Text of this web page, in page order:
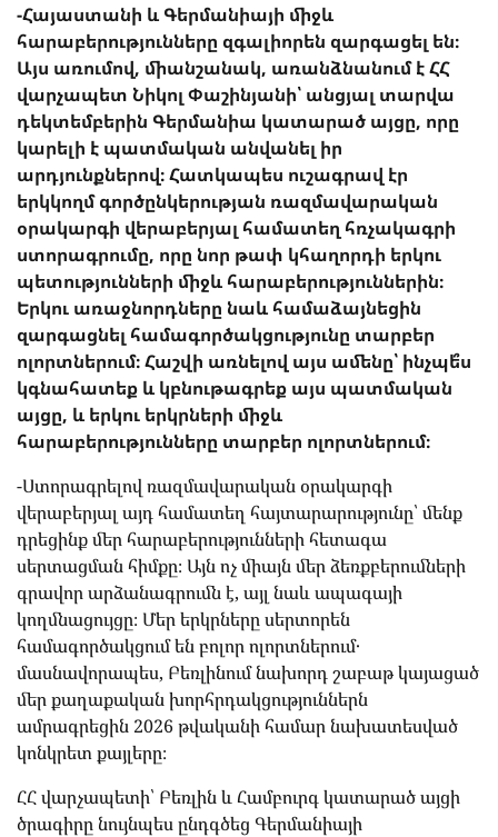
-Հայաստանի և Գերմանիայի միջև
հարաբերությունները զգալիորեն զարգացել են։
Այս առումով, միանշանակ, առանձնանում է ՀՀ
վարչապետ Նիկոլ Փաշինյանի՝ անցյալ տարվա
դեկտեմբերին Գերմանիա կատարած այցը, որը
կարելի է պատմական անվանել իր
արդյունքներով։ Հատկապես ուշագրավ էր
երկկողմ գործընկերության ռազմավարական
օրակարգի վերաբերյալ համատեղ հռչակագրի
ստորագրումը, որը նոր թափ կհաղորդի երկու
պետությունների միջև հարաբերություններին։
Երկու առաջնորդները նաև համաձայնեցին
զարգացնել համագործակցությունը տարբեր
ոլորտներում։ Հաշվի առնելով այս ամենը՝ ինչպե՞ս
կգնահատեք և կբնութագրեք այս պատմական
այցը, և երկու երկրների միջև
հարաբերությունները տարբեր ոլորտներում։
-Ստորագրելով ռազմավարական օրակարգի
վերաբերյալ այդ համատեղ հայտարարությունը՝ մենք
դրեցինք մեր հարաբերությունների հետագա
սերտացման հիմքը։ Այն ոչ միայն մեր ձեռքբերումների
գրավոր արձանագրումն է, այլ նաև ապագայի
կողմնացույցը։ Մեր երկրները սերտորեն
համագործակցում են բոլոր ոլորտներում․
մասնավորապես, Բեռլինում նախորդ շաբաթ կայացած
մեր քաղաքական խորհրդակցություններն
ամրագրեցին 2026 թվականի համար նախատեսված
կոնկրետ քայլերը։
ՀՀ վարչապետի՝ Բեռլին և Համբուրգ կատարած այցի
ծրագիրը նույնպես ընդգծեց Գերմանիայի